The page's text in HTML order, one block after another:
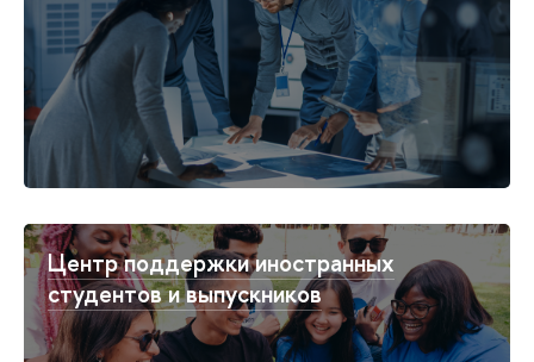
Центр поддержки иностранных
студентов и выпускников